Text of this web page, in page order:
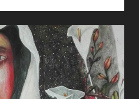
IN
DE
BLOEMEN